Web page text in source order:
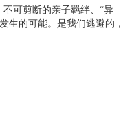
可剪断的亲子羁绊、“异
的可能。是我们逃避的，
都是生活的幸存者”。